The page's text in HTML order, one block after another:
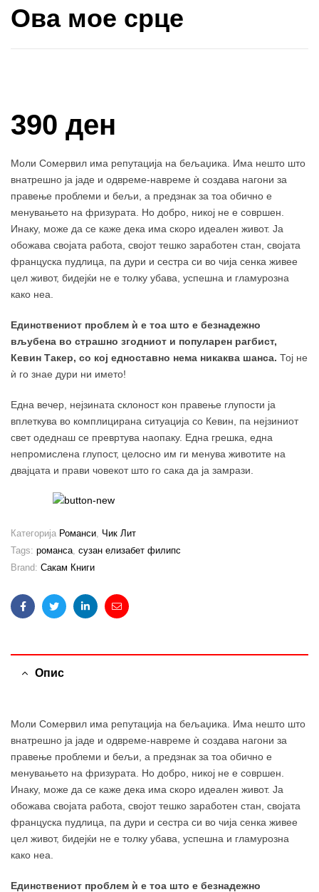
Ова мое срце
390 ден
Моли Сомервил има репутација на бељаџика. Има нешто што
внатрешно ја јаде и одвреме-навреме ѝ создава нагони за
правење проблеми и бељи, а предзнак за тоа обично е
менувањето на фризурата. Но добро, никој не е совршен.
Инаку, може да се каже дека има скоро идеален живот. Ја
обожава својата работа, својот тешко заработен стан, својата
француска пудлица, па дури и сестра си во чија сенка живее
цел живот, бидејќи не е толку убава, успешна и гламурозна
како неа.
Единствениот проблем ѝ е тоа што е безнадежно
вљубена во страшно згодниот и популарен рагбист,
Кевин Такер, со кој едноставно нема никаква шанса. Тој не
ѝ го знае дури ни името!
Една вечер, нејзината склоност кон правење глупости ја
вплеткува во комплицирана ситуација со Кевин, па нејзиниот
свет одеднаш се превртува наопаку. Една грешка, една
непромислена глупост, целосно им ги менува животите на
двајцата и прави човекот што го сака да ја замрази.
Категорија Романси, Чик Лит
Tags: романса, сузан елизабет филипс
Brand: Сакам Книги
FacebookTwitterLinkedinEmail
Опис
Моли Сомервил има репутација на бељаџика. Има нешто што
внатрешно ја јаде и одвреме-навреме ѝ создава нагони за
правење проблеми и бељи, а предзнак за тоа обично е
менувањето на фризурата. Но добро, никој не е совршен.
Инаку, може да се каже дека има скоро идеален живот. Ја
обожава својата работа, својот тешко заработен стан, својата
француска пудлица, па дури и сестра си во чија сенка живее
цел живот, бидејќи не е толку убава, успешна и гламурозна
како неа.
Единствениот проблем ѝ е тоа што е безнадежно